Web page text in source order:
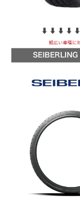
⬇︎ ⬇︎ ⬇︎ ⬇︎ ⬇︎